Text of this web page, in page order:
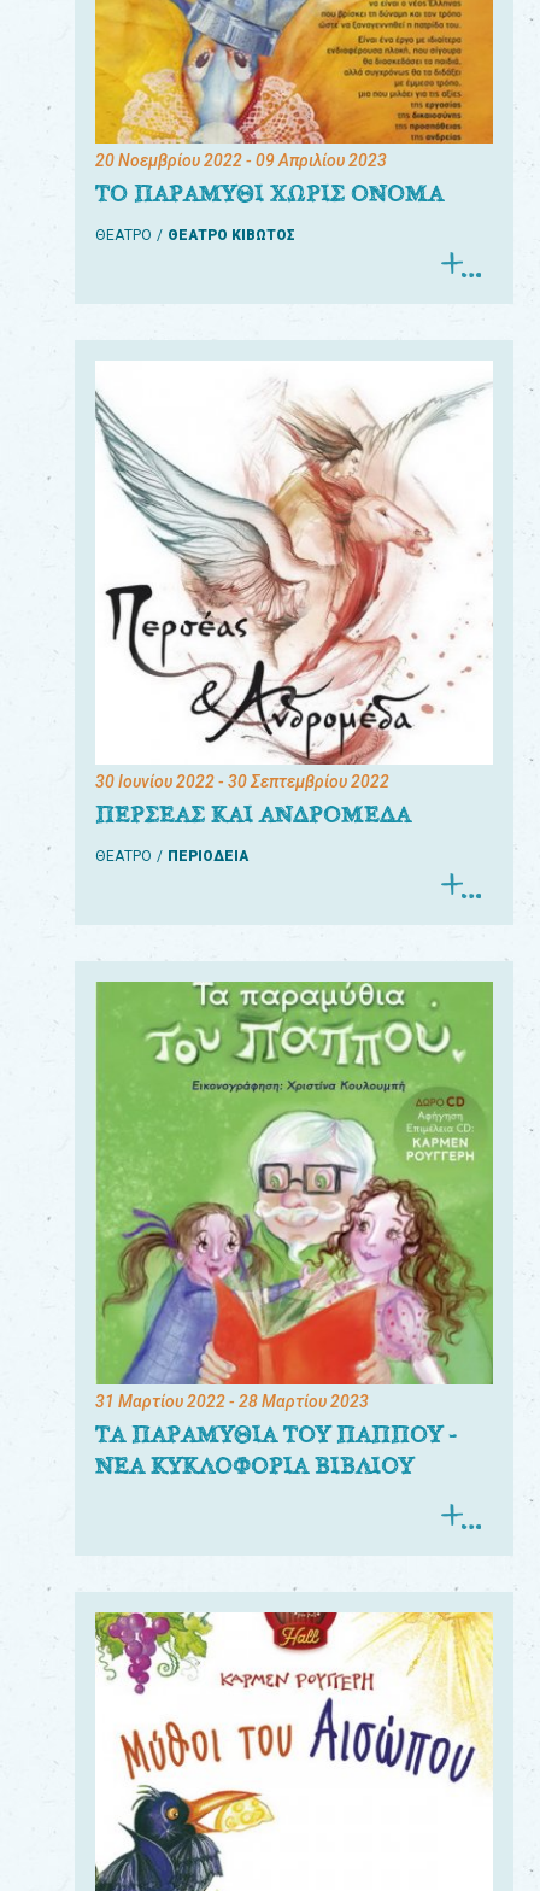
20 Νοεμβρίου 2022- 09 Απριλίου 2023
ΤΟ ΠΑΡΑΜΥΘΙ ΧΩΡΙΣ ΟΝΟΜΑ
ΘΕΑΤΡΟ ΘΕΑΤΡΟ ΚΙΒΩΤΟΣ
30 Ιουνίου 2022- 30 Σεπτεμβρίου 2022
ΠΕΡΣΕΑΣ ΚΑΙ ΑΝΔΡΟΜΕΔΑ
ΘΕΑΤΡΟ ΠΕΡΙΟΔΕΙΑ
31 Μαρτίου 2022- 28 Μαρτίου 2023
ΤΑ ΠΑΡΑΜΥΘΙΑ ΤΟΥ ΠΑΠΠΟΥ -
ΝΕΑ ΚΥΚΛΟΦΟΡΙΑ ΒΙΒΛΙΟΥ